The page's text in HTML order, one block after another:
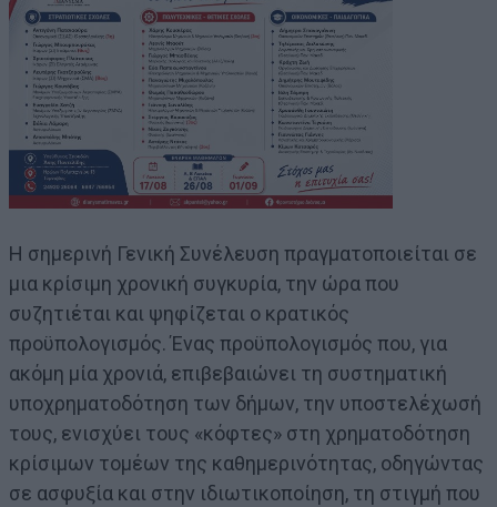
Η σημερινή Γενική Συνέλευση πραγματοποιείται σε
μια κρίσιμη χρονική συγκυρία, την ώρα που
συζητιέται και ψηφίζεται ο κρατικός
προϋπολογισμός. Ένας προϋπολογισμός που, για
ακόμη μία χρονιά, επιβεβαιώνει τη συστηματική
υποχρηματοδότηση των δήμων, την υποστελέχωσή
τους, ενισχύει τους «κόφτες» στη χρηματοδότηση
κρίσιμων τομέων της καθημερινότητας, οδηγώντας
σε ασφυξία και στην ιδιωτικοποίηση, τη στιγμή που